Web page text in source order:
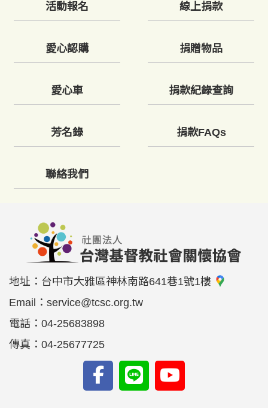
活動報名 線上捐款
愛心認購 捐贈物品
愛心車 捐款紀錄查詢
芳名錄 捐款FAQs
聯絡我們
地址： 台中市大雅區神林南路641巷1號1樓
Email： service@tcsc.org.tw
電話： 04-25683898
傳真： 04-25677725